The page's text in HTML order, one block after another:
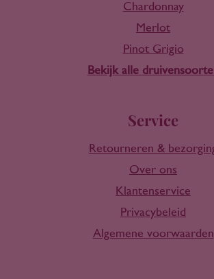
Chardonnay
Merlot
Pinot Grigio
Bekijk alle
Service
Retourneren &
Over ons
Klantenservice
Privacybeleid
Algemene voorwaarden